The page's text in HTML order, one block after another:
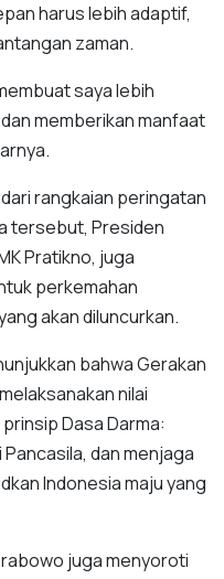
harus lebih adaptif,
zaman.
saya lebih
memberikan manfaat
rangkaian peringatan
tersebut, Presiden
Pratikno, juga
perkemahan
akan diluncurkan.
bahwa Gerakan
nilai
Dasa Darma:
dan menjaga
Indonesia maju yang
juga menyoroti